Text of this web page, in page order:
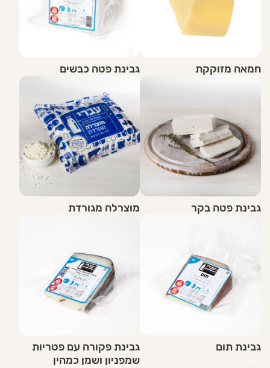
חמאה מזוקקת גבינת פטה כבשים
גבינת פטה בקר מוצרלה מגורדת
גבינת תום
גבינת פקורה עם פטריות
שמפניון ושמן כמהין